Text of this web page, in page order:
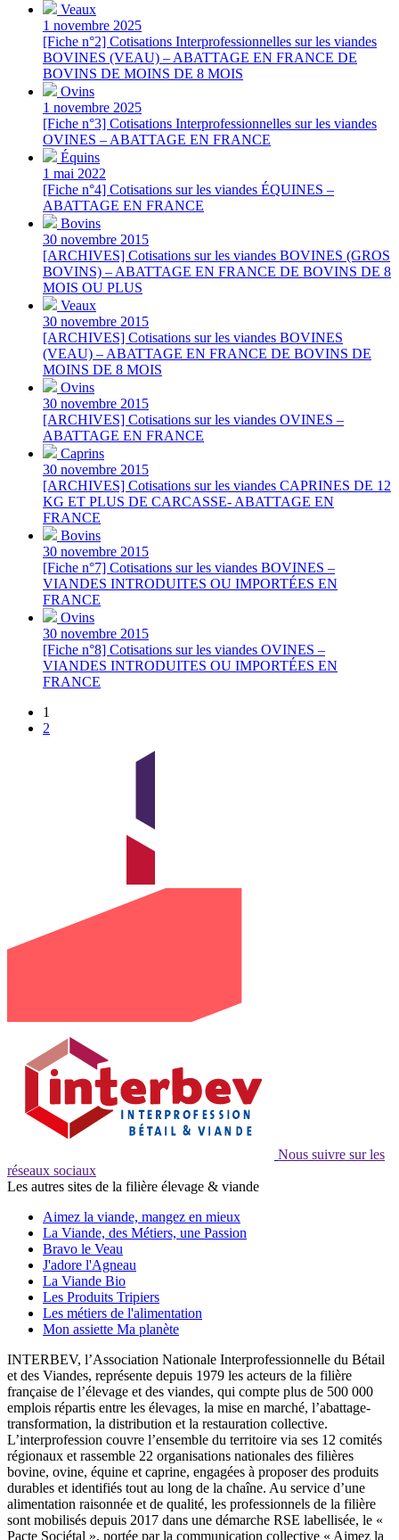
Veaux
1 novembre 2025
[Fiche n°2] Cotisations Interprofessionnelles sur les viandes
BOVINES (VEAU) – ABATTAGE EN FRANCE DE
BOVINS DE MOINS DE 8 MOIS
Ovins
1 novembre 2025
[Fiche n°3] Cotisations Interprofessionnelles sur les viandes
OVINES – ABATTAGE EN FRANCE
Équins
1 mai 2022
[Fiche n°4] Cotisations sur les viandes ÉQUINES –
ABATTAGE EN FRANCE
Bovins
30 novembre 2015
[ARCHIVES] Cotisations sur les viandes BOVINES (GROS
BOVINS) – ABATTAGE EN FRANCE DE BOVINS DE 8
MOIS OU PLUS
Veaux
30 novembre 2015
[ARCHIVES] Cotisations sur les viandes BOVINES
(VEAU) – ABATTAGE EN FRANCE DE BOVINS DE
MOINS DE 8 MOIS
Ovins
30 novembre 2015
[ARCHIVES] Cotisations sur les viandes OVINES –
ABATTAGE EN FRANCE
Caprins
30 novembre 2015
[ARCHIVES] Cotisations sur les viandes CAPRINES DE 12
KG ET PLUS DE CARCASSE- ABATTAGE EN
FRANCE
Bovins
30 novembre 2015
[Fiche n°7] Cotisations sur les viandes BOVINES –
VIANDES INTRODUITES OU IMPORTÉES EN
FRANCE
Ovins
30 novembre 2015
[Fiche n°8] Cotisations sur les viandes OVINES –
VIANDES INTRODUITES OU IMPORTÉES EN
FRANCE
1
2
Nous suivre sur les
réseaux sociaux
Les autres sites de la filière élevage & viande
Aimez la viande, mangez en mieux
La Viande, des Métiers, une Passion
Bravo le Veau
J'adore l'Agneau
La Viande Bio
Les Produits Tripiers
Les métiers de l'alimentation
Mon assiette Ma planète
INTERBEV, l’Association Nationale Interprofessionnelle du Bétail
et des Viandes, représente depuis 1979 les acteurs de la filière
française de l’élevage et des viandes, qui compte plus de 500 000
emplois répartis entre les élevages, la mise en marché, l’abattage-
transformation, la distribution et la restauration collective.
L’interprofession couvre l’ensemble du territoire via ses 12 comités
régionaux et rassemble 22 organisations nationales des filières
bovine, ovine, équine et caprine, engagées à proposer des produits
durables et identifiés tout au long de la chaîne. Au service d’une
alimentation raisonnée et de qualité, les professionnels de la filière
sont mobilisés depuis 2017 dans une démarche RSE labellisée, le «
Pacte Sociétal », portée par la communication collective « Aimez la